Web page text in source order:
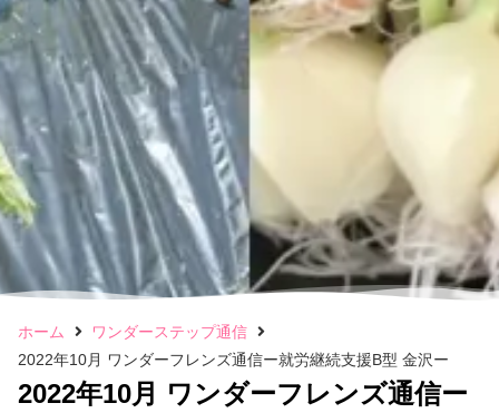
ホーム
ワンダーステップ通信
2022年10月 ワンダーフレンズ通信ー就労継続支援B型 金沢ー
2022年10月 ワンダーフレンズ通信ー